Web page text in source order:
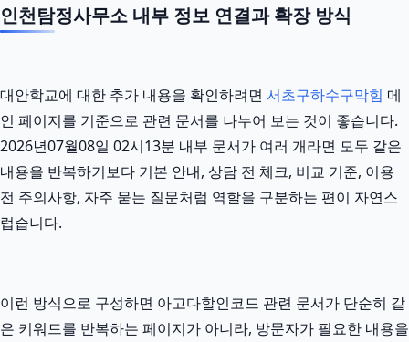
인천탐정사무소 내부 정보 연결과 확장 방식
대안학교에 대한 추가 내용을 확인하려면 서초구하수구막힘 메
인 페이지를 기준으로 관련 문서를 나누어 보는 것이 좋습니다.
2026년07월08일 02시13분 내부 문서가 여러 개라면 모두 같은
내용을 반복하기보다 기본 안내, 상담 전 체크, 비교 기준, 이용
전 주의사항, 자주 묻는 질문처럼 역할을 구분하는 편이 자연스
럽습니다.
이런 방식으로 구성하면 아고다할인코드 관련 문서가 단순히 같
은 키워드를 반복하는 페이지가 아니라, 방문자가 필요한 내용을